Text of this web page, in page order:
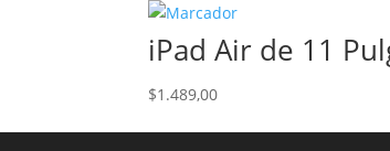
iPad Air de 11
$1.489,00